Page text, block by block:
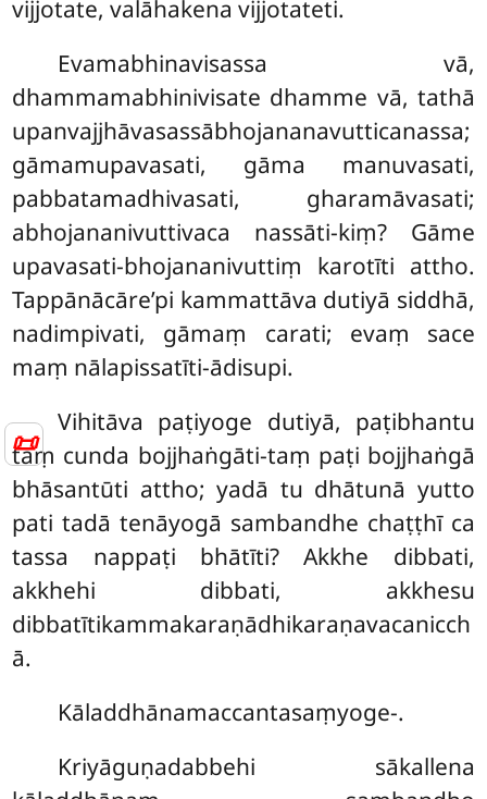
📜
vijjotate, valāhakena vijjotateti.
Evamabhinavisassa vā,
dhammamabhinivisate dhamme vā, tathā
upanvajjhāvasassābhojananavutticanassa;
gāmamupavasati, gāma manuvasati,
pabbatamadhivasati, gharamāvasati;
abhojananivuttivaca nassāti-kiṃ? Gāme
upavasati-bhojananivuttiṃ karotīti attho.
Tappānācāre’pi kammattāva dutiyā siddhā,
nadimpivati, gāmaṃ carati; evaṃ sace
maṃ nālapissatīti-ādisupi.
Vihitāva paṭiyoge dutiyā, paṭibhantu
taṃ cunda bojjhaṅgāti-taṃ paṭi bojjhaṅgā
bhāsantūti attho; yadā tu dhātunā yutto
pati tadā tenāyogā sambandhe chaṭṭhī ca
tassa nappaṭi bhātīti? Akkhe dibbati,
akkhehi dibbati, akkhesu
dibbatītikammakaraṇādhikaraṇavacanicch
ā.
Kāladdhānamaccantasaṃyoge-.
Kriyāguṇadabbehi sākallena